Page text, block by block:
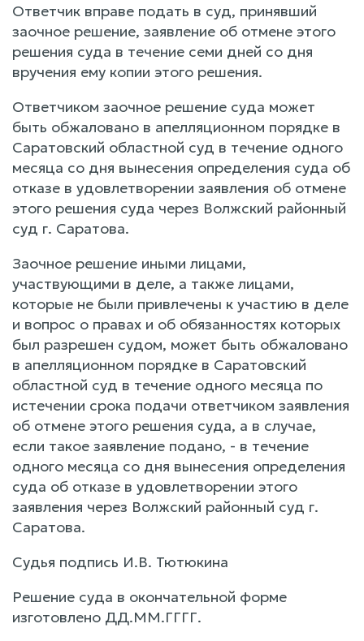
Ответчик вправе подать в суд, принявший
заочное решение, заявление об отмене этого
решения суда в течение семи дней со дня
вручения ему копии этого решения.
Ответчиком заочное решение суда может
быть обжаловано в апелляционном порядке в
Саратовский областной суд в течение одного
месяца со дня вынесения определения суда об
отказе в удовлетворении заявления об отмене
этого решения суда через Волжский районный
суд г. Саратова.
Заочное решение иными лицами,
участвующими в деле, а также лицами,
которые не были привлечены к участию в деле
и вопрос о правах и об обязанностях которых
был разрешен судом, может быть обжаловано
в апелляционном порядке в Саратовский
областной суд в течение одного месяца по
истечении срока подачи ответчиком заявления
об отмене этого решения суда, а в случае,
если такое заявление подано, - в течение
одного месяца со дня вынесения определения
суда об отказе в удовлетворении этого
заявления через Волжский районный суд г.
Саратова.
Судья подпись И.В. Тютюкина
Решение суда в окончательной форме
изготовлено ДД.ММ.ГГГГ.